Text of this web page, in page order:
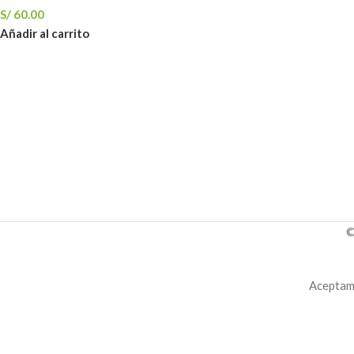
S/ 60.00
Añadir al carrito